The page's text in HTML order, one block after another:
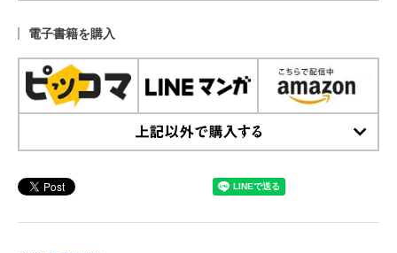
電子書籍を購入